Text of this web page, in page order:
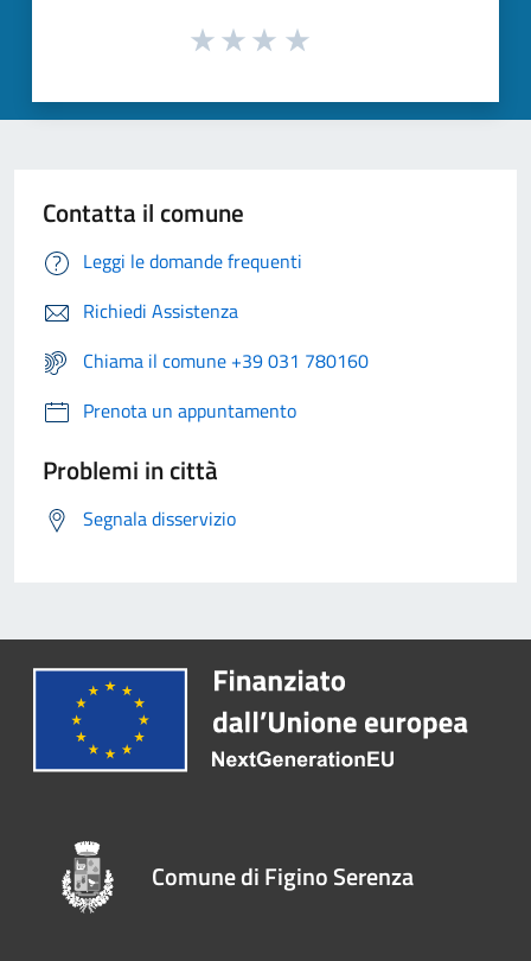
Contatta il comune
Leggi le domande frequenti
Richiedi Assistenza
Chiama il comune +39 031 780160
Prenota un appuntamento
Problemi in città
Segnala disservizio
Comune di Figino Serenza